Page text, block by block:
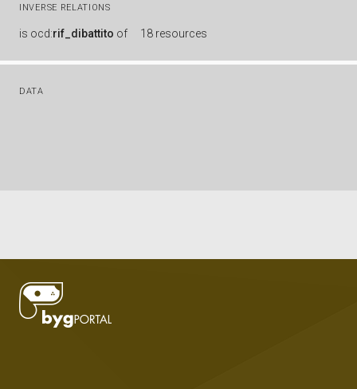
INVERSE RELATIONS
is ocd:rif_dibattito of 18 resources
DATA